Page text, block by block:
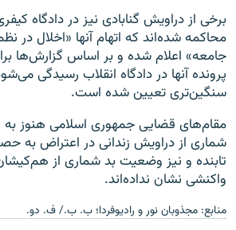
برخی از دراویش گنابادی نیز در دادگاه
محاکمه شده‌اند که اتهام آنها «اخلال در
جامعه» اعلام شده و بر اساس گزارش‌ها
پرونده‌ آنها در دادگاه انقلاب رسیدگی
سنگین‌تری تعیین شده است.
مقام‌های قضایی جمهوری اسلامی هنوز
شماری از دراویش زندانی در اعتراض به
تابنده و نیز وضعیت بد شماری از
واکنشی نشان نداده‌اند.
منابع: مجذوبان نور و رادیوفردا؛ ب. ب./ ف. دو.